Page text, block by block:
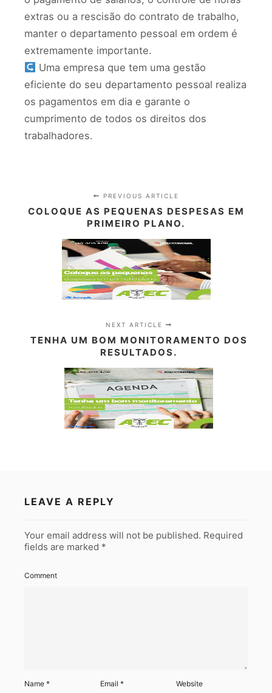
extras ou a rescisão do contrato de trabalho,
manter o departamento pessoal em ordem é
extremamente importante.
Uma empresa que tem uma gestão
eficiente do seu departamento pessoal realiza
os pagamentos em dia e garante o
cumprimento de todos os direitos dos
trabalhadores.
PREVIOUS ARTICLE
COLOQUE AS PEQUENAS DESPESAS EM
PRIMEIRO PLANO.
NEXT ARTICLE
TENHA UM BOM MONITORAMENTO DOS
RESULTADOS.
LEAVE A REPLY
Your email address will not be published. Required
fields are marked *
Comment
Name * Email* Website